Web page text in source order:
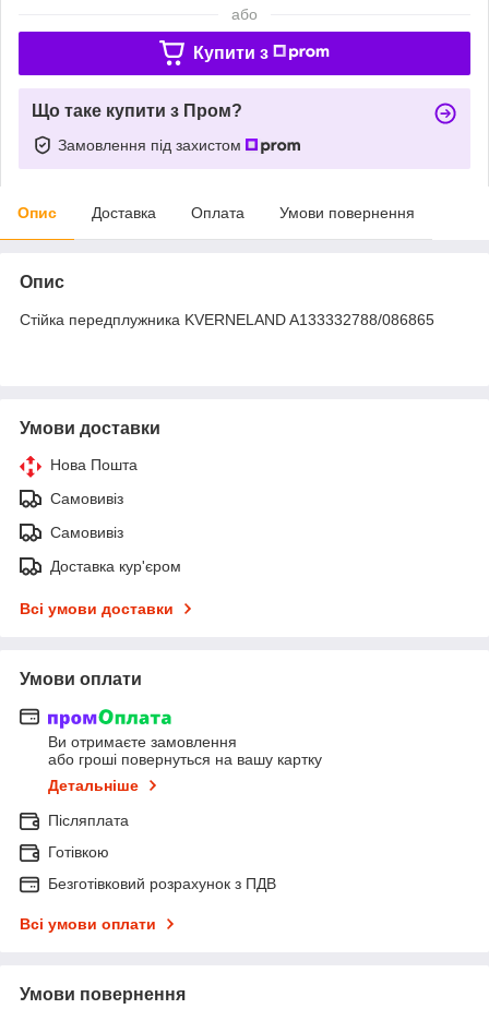
або
Купити з
Що таке купити з Пром?
Замовлення під захистом
Опис Доставка Оплата Умови повернення
Опис
Стійка передплужника KVERNELAND A133332788/086865
Умови доставки
Нова Пошта
Самовивіз
Самовивіз
Доставка кур'єром
Всі умови доставки
Умови оплати
Ви отримаєте замовлення
або гроші повернуться на вашу картку
Детальніше
Післяплата
Готівкою
Безготівковий розрахунок з ПДВ
Всі умови оплати
Умови повернення